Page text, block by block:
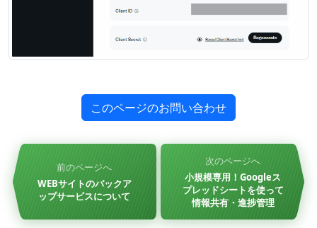
このページのお問い合わせ
前のページへ
WEBサイトのバックア
ップサービスについて
次のページへ
小規模専用！Googleス
プレッドシートを使って
情報共有・進捗管理